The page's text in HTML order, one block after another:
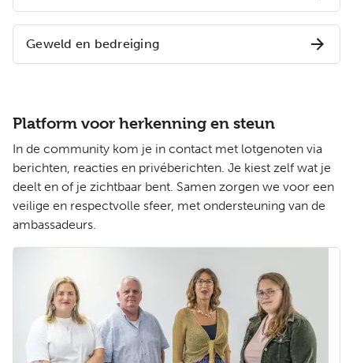
Geweld en bedreiging
Platform voor herkenning en steun
In de community kom je in contact met lotgenoten via
berichten, reacties en privéberichten. Je kiest zelf wat je
deelt en of je zichtbaar bent. Samen zorgen we voor een
veilige en respectvolle sfeer, met ondersteuning van de
ambassadeurs.